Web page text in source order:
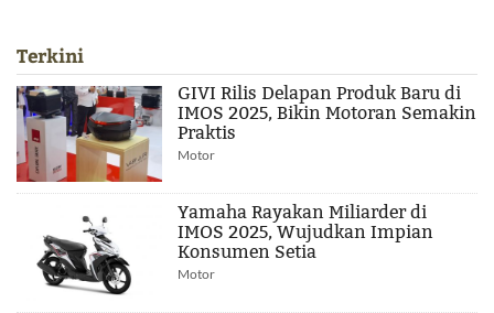
Terkini
GIVI Rilis Delapan Produk Baru di
IMOS 2025, Bikin Motoran Semakin
Praktis
Motor
Yamaha Rayakan Miliarder di
IMOS 2025, Wujudkan Impian
Konsumen Setia
Motor